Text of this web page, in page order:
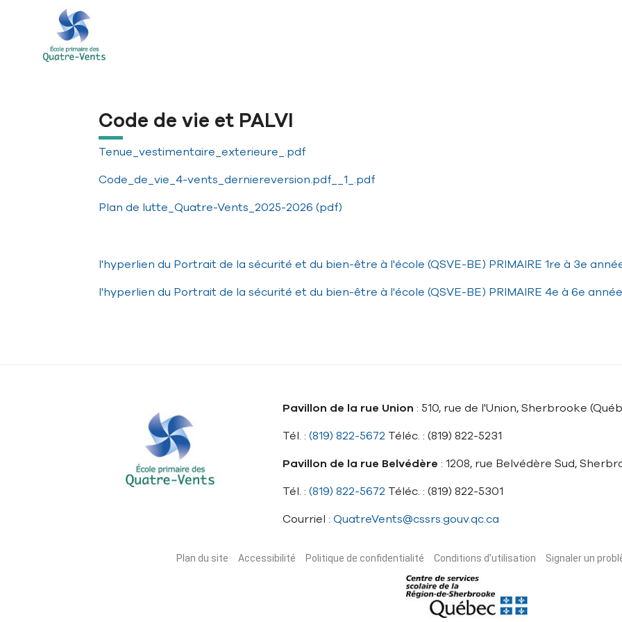
Aller à la navigation principale
Aller au contenu principal
Passer au pied de page
Code de vie et PALVI
Tenue_vestimentaire_exterieure_.pdf
Code_de_vie_4-vents_derniereversion.pdf__1_.pdf
Plan de lutte_Quatre-Vents_2025-2026 (pdf)
l'hyperlien du Portrait de la sécurité et du bien-être à l'école (QSVE-BE) PRIMAIRE 1re à 3e
l'hyperlien du Portrait de la sécurité et du bien-être à l'école (QSVE-BE) PRIMAIRE 4e à 6e année
Pavillon de la rue Union : 510, rue de l'Union, Sherbrooke
Tél. : (819) 822-5672 Téléc. : (819) 822-5231
Pavillon de la rue Belvédère : 1208, rue Belvédère Sud,
Tél. : (819) 822-5672 Téléc. : (819) 822-5301
Courriel : QuatreVents@cssrs.gouv.qc.ca
Plan du site Accessibilité Politique de confidentialité Conditions d’utilisation Signaler un